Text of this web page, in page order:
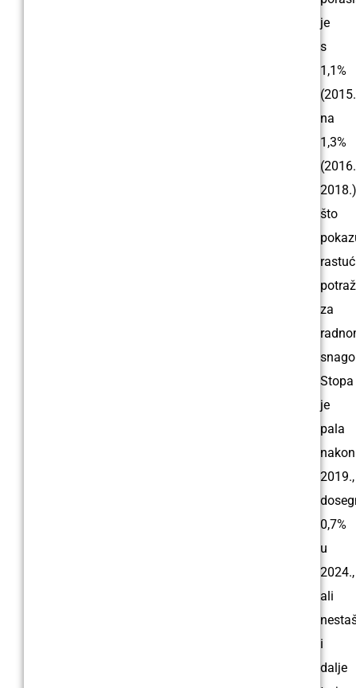
je
s
1,1%
na
1,3%
što
za
Stopa
je
pala
nakon
2019.,
0,7%
u
2024.,
ali
i
dalje